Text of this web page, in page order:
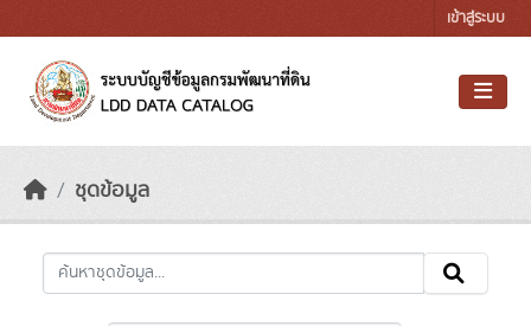
เข้าสู่ระบบ
ชุดข้อมูล